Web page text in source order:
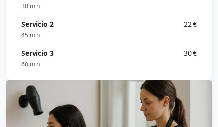
30 min
Servicio 2 22 €
45 min
Servicio 3 30 €
60 min